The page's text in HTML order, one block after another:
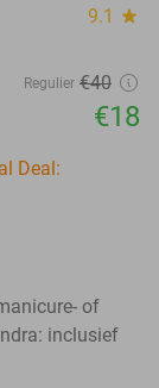
9.1 star
Regulier €40
€18
Deal:
of
inclusief